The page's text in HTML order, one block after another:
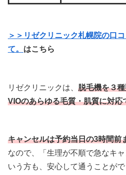
＞＞リゼクリニック札幌院の口
て。 はこちら
リゼクリニックは、 脱毛機を３
VIOのあらゆる毛質・肌質に対応
キャンセルは予約当日の3時間前
なので、「生理が不順で急なキ
いう方も、安心して通うことがで